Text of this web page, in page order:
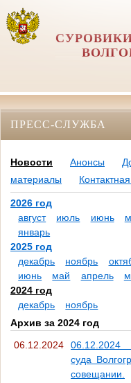
ПРЕСС-СЛУЖБА
Новости Анонсы
материалы
2026 год
август
июль июнь
январь
2025 год
декабрь
ноябрь
июнь
май апрель
2024 год
декабрь
ноябрь
Архив за 2024 год
06.12.2024
06.12.2024
суда
совещании.